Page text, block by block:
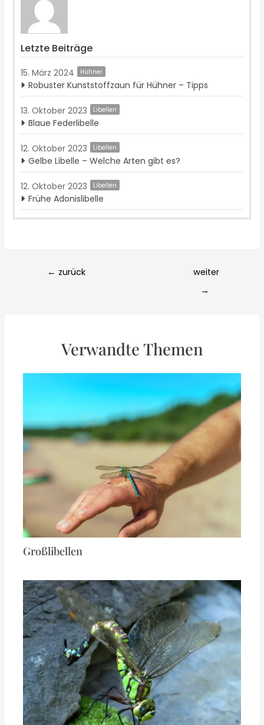
Letzte Beiträge
15. März 2024 Hühner
Robuster Kunststoffzaun für Hühner – Tipps
13. Oktober 2023 Libellen
Blaue Federlibelle
12. Oktober 2023 Libellen
Gelbe Libelle – Welche Arten gibt es?‍
12. Oktober 2023 Libellen
Frühe Adonislibelle
← zurück
weiter
→
Verwandte Themen
Großlibellen